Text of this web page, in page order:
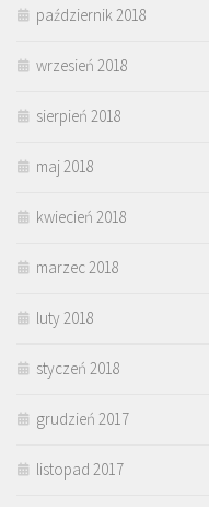
październik 2018
wrzesień 2018
sierpień 2018
maj 2018
kwiecień 2018
marzec 2018
luty 2018
styczeń 2018
grudzień 2017
listopad 2017